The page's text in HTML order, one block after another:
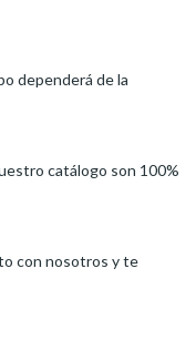
dependerá de la
catálogo son 100%
con nosotros y te